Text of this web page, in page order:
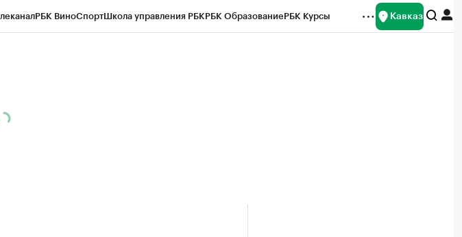
РБК ВиноСпортШкола управления РБКРБК ОбразованиеРБК Курсы Кавказ